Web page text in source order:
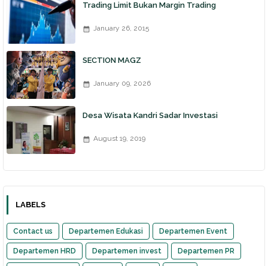
Trading Limit Bukan Margin Trading
January 26, 2015
SECTION MAGZ
January 09, 2026
Desa Wisata Kandri Sadar Investasi
August 19, 2019
LABELS
Contact us Departemen Edukasi Departemen Event
Departemen HRD Departemen invest Departemen PR